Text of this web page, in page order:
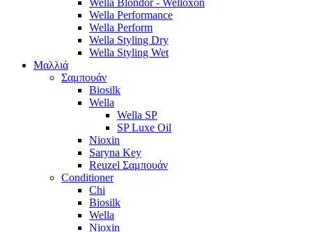
Wella Blondor - Welloxon
Wella Performance
Wella Perform
Wella Styling Dry
Wella Styling Wet
Μαλλιά
Σαμπουάν
Biosilk
Wella
Wella SP
SP Luxe Oil
Nioxin
Saryna Key
Reuzel Σαμπουάν
Conditioner
Chi
Biosilk
Wella
Nioxin